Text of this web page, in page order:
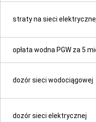
straty na sieci
opłata wodna PGW za 5
dozór sieci wodociągowej
dozór sieci elektrycznej